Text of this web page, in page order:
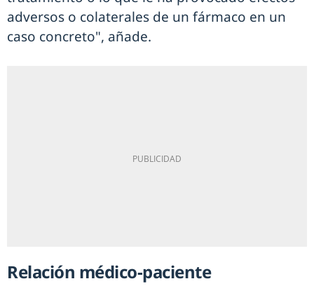
adversos o colaterales de un fármaco en un
caso concreto", añade.
Relación médico-paciente